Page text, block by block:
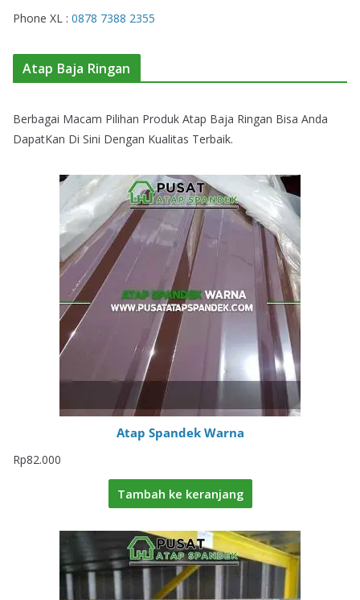
Phone XL : 0878 7388 2355
Atap Baja Ringan
Berbagai Macam Pilihan Produk Atap Baja Ringan Bisa Anda
DapatKan Di Sini Dengan Kualitas Terbaik.
Atap Spandek Warna
Rp82.000
Tambah ke keranjang